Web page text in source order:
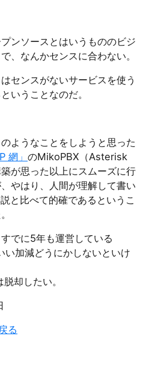
ンソースとはいうもののビジ
、なんかセンスに合わない。
センスがないサービスを使う
いうことなのだ。
ようなことをしようと思った
網」 のMikoPBX（Asterisk
が思った以上にスムーズに行
やはり、人間が理解して書い
と比べて的確であるというこ
でに5年も運営している
加減どうにかしないといけ
却したい。
る